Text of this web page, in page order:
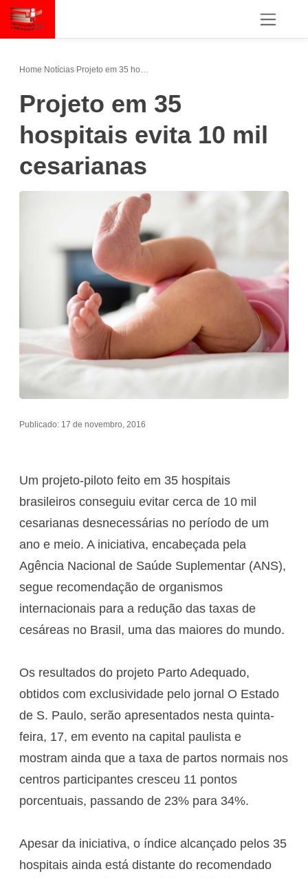
Home/Notícias/
Projeto em 35
hospitais evita 10 mil
cesarianas
Publicado: 17 de novembro, 2016
Um projeto-piloto feito em 35 hospitais
brasileiros conseguiu evitar cerca de 10 mil
cesarianas desnecessárias no período de um
ano e meio. A iniciativa, encabeçada pela
Agência Nacional de Saúde Suplementar (ANS),
segue recomendação de organismos
internacionais para a redução das taxas de
cesáreas no Brasil, uma das maiores do mundo.
Os resultados do projeto Parto Adequado,
obtidos com exclusividade pelo jornal O Estado
de S. Paulo, serão apresentados nesta quinta-
feira, 17, em evento na capital paulista e
mostram ainda que a taxa de partos normais nos
centros participantes cresceu 11 pontos
porcentuais, passando de 23% para 34%.
Apesar da iniciativa, o índice alcançado pelos 35
hospitais ainda está distante do recomendado